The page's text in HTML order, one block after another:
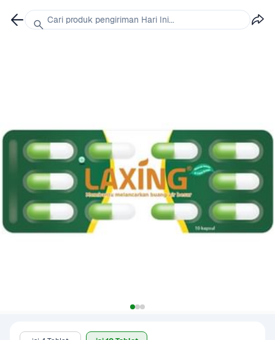
Cari produk pengiriman Hari Ini...